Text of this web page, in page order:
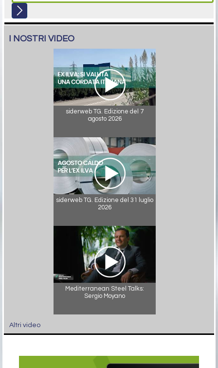
I NOSTRI VIDEO
siderweb TG. Edizione del 7
agosto 2026
siderweb TG. Edizione del 31 luglio
2026
Mediterranean Steel Talks:
Sergio Moyano
Altri video